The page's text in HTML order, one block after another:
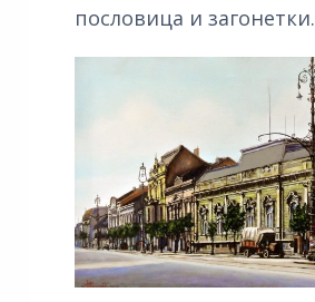
пословица и загонетки.